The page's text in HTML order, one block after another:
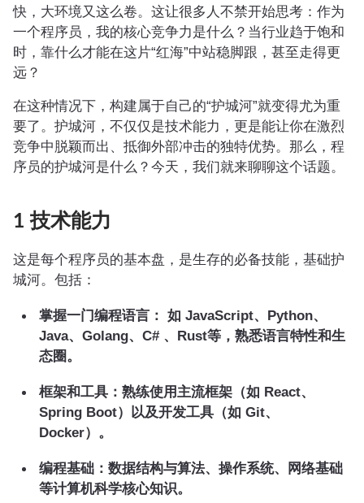
快，大环境又这么卷。这让很多人不禁开始思考：作为
一个程序员，我的核心竞争力是什么？当行业趋于饱和
时，靠什么才能在这片“红海”中站稳脚跟，甚至走得更
远？
在这种情况下，构建属于自己的“护城河”就变得尤为重
要了。护城河，不仅仅是技术能力，更是能让你在激烈
竞争中脱颖而出、抵御外部冲击的独特优势。那么，程
序员的护城河是什么？今天，我们就来聊聊这个话题。
1 技术能力
这是每个程序员的基本盘，是生存的必备技能，基础护
城河。包括：
掌握一门编程语言： 如 JavaScript、Python、
Java、Golang、C# 、Rust等，熟悉语言特性和生
态圈。
框架和工具：熟练使用主流框架（如 React、
Spring Boot）以及开发工具（如 Git、
Docker）。
编程基础：数据结构与算法、操作系统、网络基础
等计算机科学核心知识。